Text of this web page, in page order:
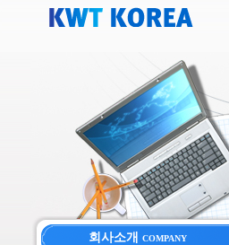
회사소개 COMPANY